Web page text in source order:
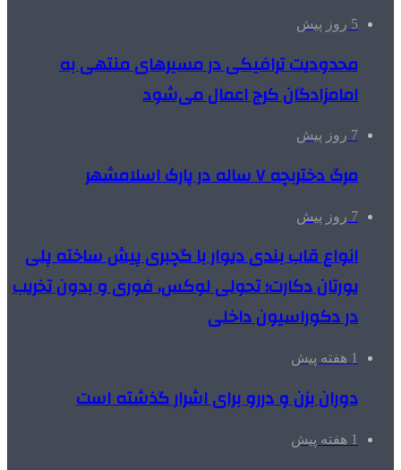
5 روز پیش
محدودیت ترافیکی در مسیرهای منتهی به
امامزادگان کرج اعمال می‌شود
7 روز پیش
مرگ دختربچه ۷ ساله در پارک اسلامشهر
7 روز پیش
انواع قاب بندی دیوار با گچبری پیش ساخته پلی
یورتان دکارت؛ تحولی لوکس، فوری و بدون تخریب
در دکوراسیون داخلی
1 هفته پیش
دوران بزن و دررو برای اشرار گذشته است
1 هفته پیش